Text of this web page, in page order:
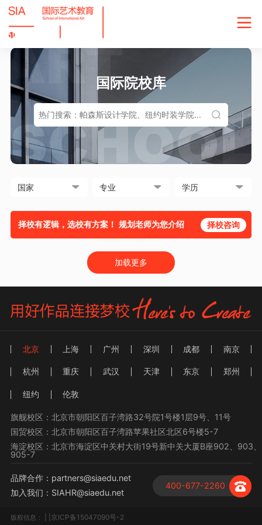
国际院校库
择校有逻辑，选校有方案！ 规划老师为您介绍 择校咨询
加载更多
北京 上海 广州 深圳 成都 南京
杭州 重庆 武汉 天津 东京 郑州
纽约 伦敦
旗舰校区：北京市朝阳区百子湾路32号院1号楼1层9号、11号
国贸校区：北京市朝阳区百子湾路苹果社区北区6号楼5-7
海淀校区：北京市海淀区中关村大街19号新中关大厦B座902、903、
905-7
400-677-2260
品牌合作：partners@siaedu.net
加入我们：SIAHR@siaedu.net
版权信息： | |京ICP备15047090号-2